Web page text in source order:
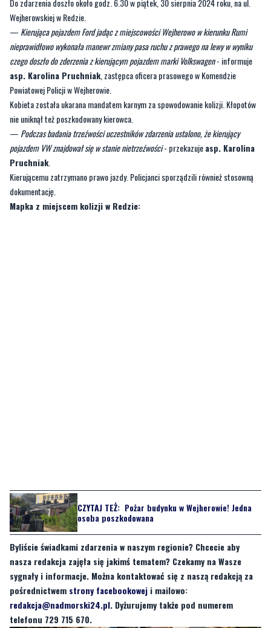
Do zdarzenia doszło około godz. 6.30 w piątek, 30 sierpnia 2024 roku, na ul.
Wejherowskiej w Redzie.
— Kierująca pojazdem Ford jadąc z miejscowości Wejherowo w kierunku Rumi
nieprawidłowo wykonała manewr zmiany pasa ruchu z prawego na lewy w wyniku
czego doszło do zderzenia z kierującym pojazdem marki Volkswagen- informuje
asp. Karolina Pruchniak, zastępca oficera prasowego w Komendzie
Powiatowej Policji w Wejherowie.
Kobieta została ukarana mandatem karnym za spowodowanie kolizji. Kłopotów
nie uniknął też poszkodowany kierowca.
— Podczas badania trzeźwości uczestników zdarzenia ustalono, że kierujący
pojazdem VW znajdował się w stanie nietrzeźwości- przekazujeasp. Karolina
Pruchniak.
Kierującemu zatrzymano prawo jazdy. Policjanci sporządzili również stosowną
dokumentację.
Mapka z miejscem kolizji w Redzie:
CZYTAJ TEŻ: Pożar budynku w Wejherowie! Jedna
osoba poszkodowana
Byliście świadkami zdarzenia w naszym regionie? Chcecie aby
nasza redakcja zajęła się jakimś tematem? Czekamy na Wasze
sygnały i informacje. Można kontaktować się z naszą redakcją za
pośrednictwem strony facebookowej i mailowo:
redakcja@nadmorski24.pl. Dyżurujemy także pod numerem
telefonu 729 715 670.